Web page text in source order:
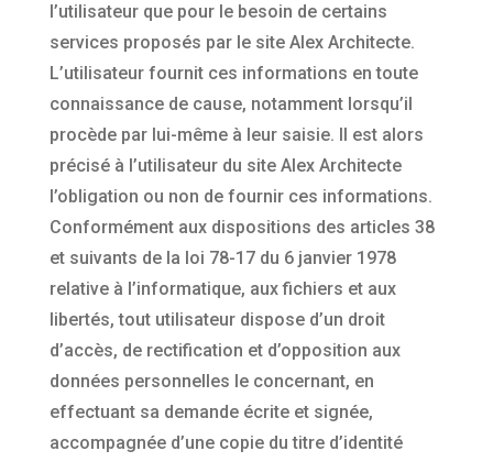
l’utilisateur que pour le besoin de certains
services proposés par le site Alex Architecte.
L’utilisateur fournit ces informations en toute
connaissance de cause, notamment lorsqu’il
procède par lui-même à leur saisie. Il est alors
précisé à l’utilisateur du site Alex Architecte
l’obligation ou non de fournir ces informations.
Conformément aux dispositions des articles 38
et suivants de la loi 78-17 du 6 janvier 1978
relative à l’informatique, aux fichiers et aux
libertés, tout utilisateur dispose d’un droit
d’accès, de rectification et d’opposition aux
données personnelles le concernant, en
effectuant sa demande écrite et signée,
accompagnée d’une copie du titre d’identité